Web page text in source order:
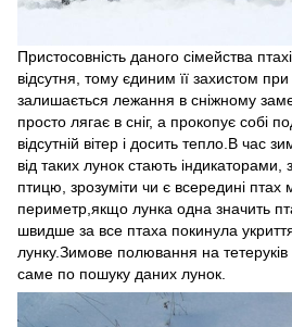
Пристосовність даного сімейства
відсутня, тому єдиним її захистом
залишається лежання в сніжному
просто лягає в сніг, а прокопує собі
відсутній вітер і досить тепло.В час
від таких лунок стають
птицю, зрозуміти чи є всередині
периметр,якщо лунка одна значить
швидше за все птаха покинула
лунку.Зимове полювання на
саме по пошуку даних лунок.